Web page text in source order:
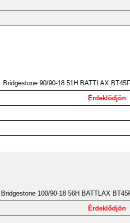
Bridgestone 90/90-18 51H BATTLAX BT45F
Érdeklődjön
Bridgestone 100/90-18 56H BATTLAX
Érdeklődjön